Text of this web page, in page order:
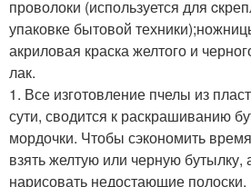
проволоки (используется для
упаковке бытовой
акриловая краска желтого и
лак.
1. Все изготовление пчелы из
сути, сводится к раскрашиванию
мордочки. Чтобы сэкономить
взять желтую или черную бутылку,
нарисовать недостающие полоски.